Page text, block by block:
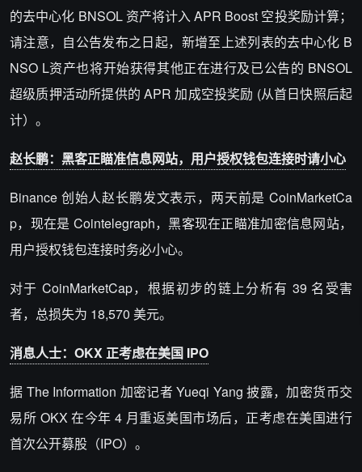
的去中心化 BNSOL 资产将计入 APR Boost 空投奖励计算；
请注意，自公告发布之日起，新增至上述列表的去中心化 B
NSO L资产也将开始获得其他正在进行及已公告的 BNSOL
超级质押活动所提供的 APR 加成空投奖励 (从首日快照后起
计）。
赵长鹏：黑客正瞄准信息网站，用户授权钱包连接时请小心
Binance 创始人赵长鹏发文表示，两天前是 CoinMarketCa
p，现在是 Cointelegraph，黑客现在正瞄准加密信息网站，
用户授权钱包连接时务必小心。
对于 CoinMarketCap，根据初步的链上分析有 39 名受害
者，总损失为 18,570 美元。
消息人士：OKX 正考虑在美国 IPO
据 The Information 加密记者 Yueqi Yang 披露，加密货币交
易所 OKX 在今年 4 月重返美国市场后，正考虑在美国进行
首次公开募股（IPO）。